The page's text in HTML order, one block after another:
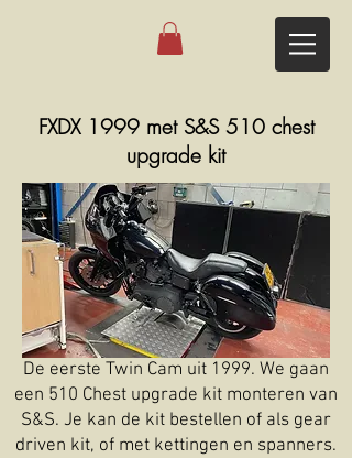
FXDX 1999 met S&S 510 chest
upgrade kit
De eerste Twin Cam uit 1999. We gaan
een 510 Chest upgrade kit monteren van
S&S. Je kan de kit bestellen of als gear
driven kit, of met kettingen en spanners.